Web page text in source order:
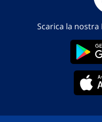
Scarica la